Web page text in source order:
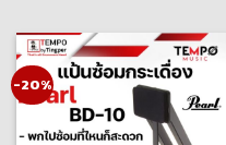
-20%